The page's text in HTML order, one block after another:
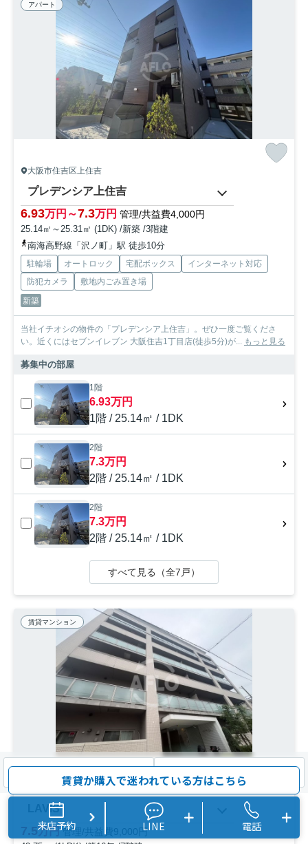
アパート
大阪市住吉区上住吉
プレデンシア上住吉
6.93万円～7.3万円 管理/共益費4,000円
25.14㎡～25.31㎡ (1DK) /新築 /3階建
南海高野線「沢ノ町」駅 徒歩10分
駐輪場 オートロック 宅配ボックス
インターネット対応
防犯カメラ
敷地内ごみ置き場
新築
当社イチオシの物件の「プレデンシア上住吉」。ぜひ一度ご覧くださ
い。近くにはセブンイレブン 大阪住吉1丁目店(徒歩5分)が... もっと見る
募集中の部屋
1階
6.93万円
1階 / 25.14㎡ / 1DK
2階
7.3万円
2階 / 25.14㎡ / 1DK
2階
7.3万円
2階 / 25.14㎡ / 1DK
すべて見る（全7戸）
賃貸マンション
大阪市住吉区沢之町
LAVIS
7.5万円管理/共益費9,000円
検索条件を変更 まとめてお問い合わせ
賃貸か購入で迷われている方はこちら
来店予約 LINE 電話